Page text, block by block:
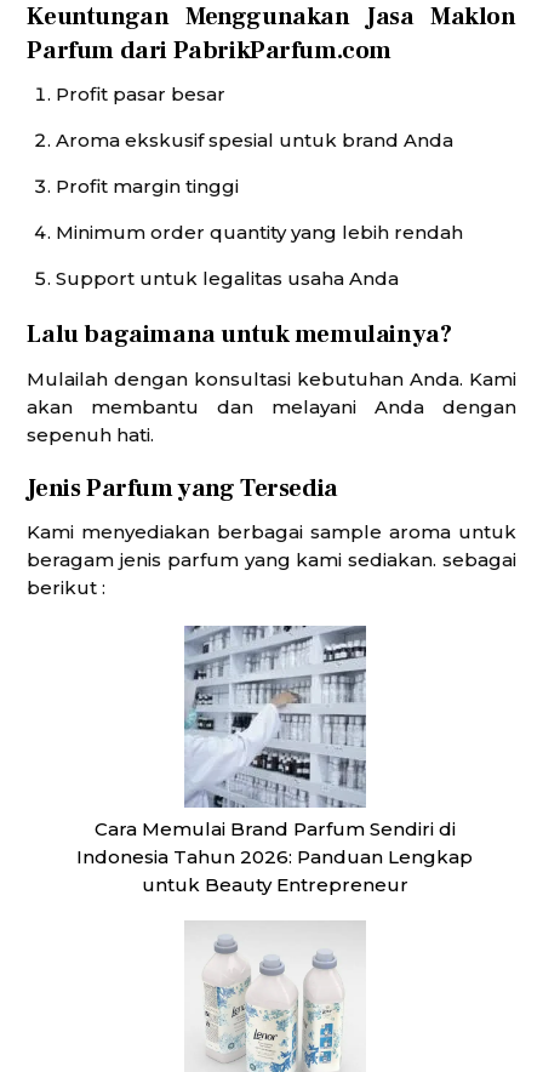
Keuntungan Menggunakan Jasa Maklon
Parfum dari PabrikParfum.com
Profit pasar besar
Aroma ekskusif spesial untuk brand Anda
Profit margin tinggi
Minimum order quantity yang lebih rendah
Support untuk legalitas usaha Anda
Lalu bagaimana untuk memulainya?
Mulailah dengan konsultasi kebutuhan Anda. Kami
akan membantu dan melayani Anda dengan
sepenuh hati.
Jenis Parfum yang Tersedia
Kami menyediakan berbagai sample aroma untuk
beragam jenis parfum yang kami sediakan. sebagai
berikut :
Cara Memulai Brand Parfum Sendiri di
Indonesia Tahun 2026: Panduan Lengkap
untuk Beauty Entrepreneur